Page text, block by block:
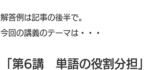
解答例は記事の後半で。
今回の講義のテーマは・・・
「第6講　単語の役割分担」